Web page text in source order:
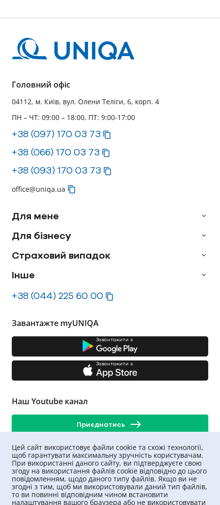
Головний офіс
04112, м. Київ, вул. Олени Теліги, 6, корп. 4
ПН – ЧТ: 09:00 – 18:00, ПТ: 9:00-17:00
+38 (097) 170 03 73
+38 (066) 170 03 73
+38 (093) 170 03 73
office@uniqa.ua
Для мене
Для бізнесу
Страховий випадок
Інше
+38 (044) 225 60 00
Завантажте myUNIQA
Завантажити з
Завантажити з
Наш Youtube канал
Приєднатись
Цей сайт використовує файли cookie та схожі технології,
щоб гарантувати максимальну зручність користувачам.
При використанні даного сайту, ви підтверджуєте свою
згоду на використання файлів cookie відповідно до цього
повідомленням, щодо даного типу файлів. Якщо ви не
згодні з тим, щоб ми використовували даний тип файлів,
то ви повинні відповідним чином встановити
налаштування вашого браузера або не використовувати